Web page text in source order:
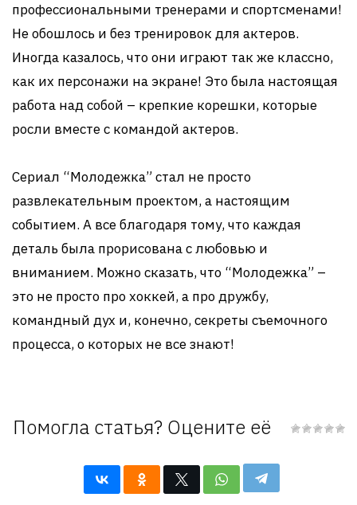
профессиональными тренерами и спортсменами!
Не обошлось и без тренировок для актеров.
Иногда казалось, что они играют так же классно,
как их персонажи на экране! Это была настоящая
работа над собой – крепкие корешки, которые
росли вместе с командой актеров.
Сериал “Молодежка” стал не просто
развлекательным проектом, а настоящим
событием. А все благодаря тому, что каждая
деталь была прорисована с любовью и
вниманием. Можно сказать, что “Молодежка” –
это не просто про хоккей, а про дружбу,
командный дух и, конечно, секреты съемочного
процесса, о которых не все знают!
Помогла статья? Оцените её